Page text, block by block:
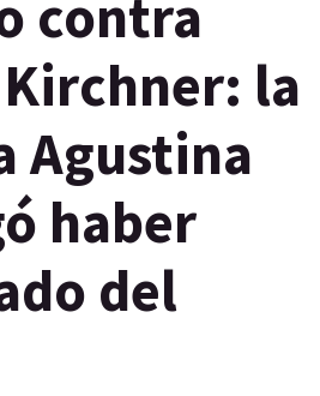
contra
la
Agustina
haber
del